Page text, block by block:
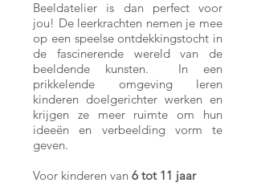
Beeldatelier is dan perfect voor
jou! De leerkrachten nemen je mee
op een speelse ontdekkingstocht in
de fascinerende wereld van de
beeldende kunsten. In een
prikkelende omgeving leren
kinderen doelgerichter werken en
krijgen ze meer ruimte om hun
ideeën en verbeelding vorm te
geven.
Voor kinderen van 6 tot 11 jaar